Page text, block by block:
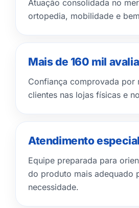
Atuação consolidada no
ortopedia, mobilidade e
Mais de 160 mil
Confiança comprovada por
clientes nas lojas físicas e
Atendimento
Equipe preparada para
do produto mais adequado
necessidade.